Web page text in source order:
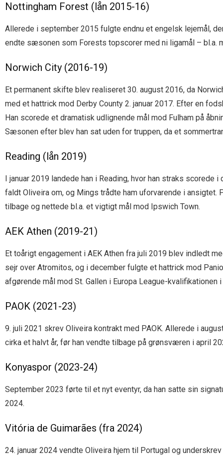
Nottingham Forest (lån 2015-16)
Allerede i september 2015 fulgte endnu et engelsk lejemål,
endte sæsonen som Forests topscorer med ni ligamål – bl.a.
Norwich City (2016-19)
Et permanent skifte blev realiseret 30. august 2016, da
med et hattrick mod Derby County 2. januar 2017. Efter en
Han scorede et dramatisk udlignende mål mod Fulham på
Sæsonen efter blev han sat uden for truppen, da et
Reading (lån 2019)
I januar 2019 landede han i Reading, hvor han straks
faldt Oliveira om, og Mings trådte ham uforvarende i
tilbage og nettede bl.a. et vigtigt mål mod Ipswich Town.
AEK Athen (2019-21)
Et toårigt engagement i AEK Athen fra juli 2019 blev indledt
sejr over Atromitos, og i december fulgte et hattrick mod
afgørende mål mod St. Gallen i Europa League-kvalifikationen
PAOK (2021-23)
9. juli 2021 skrev Oliveira kontrakt med PAOK. Allerede i
cirka et halvt år, før han vendte tilbage på grønsværen i april
Konyaspor (2023-24)
September 2023 førte til et nyt eventyr, da han satte sin
2024.
Vitória de Guimarães (fra 2024)
24. januar 2024 vendte Oliveira hjem til Portugal og